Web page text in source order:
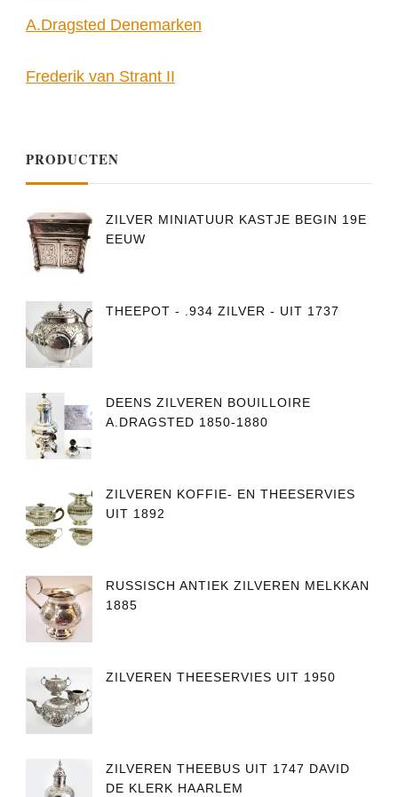
A.Dragsted Denemarken
Frederik van Strant II
PRODUCTEN
ZILVER MINIATUUR KASTJE BEGIN 19E
EEUW
THEEPOT - .934 ZILVER - UIT 1737
DEENS ZILVEREN BOUILLOIRE
A.DRAGSTED 1850-1880
ZILVEREN KOFFIE- EN THEESERVIES
UIT 1892
RUSSISCH ANTIEK ZILVEREN MELKKAN
1885
ZILVEREN THEESERVIES UIT 1950
ZILVEREN THEEBUS UIT 1747 DAVID
DE KLERK HAARLEM